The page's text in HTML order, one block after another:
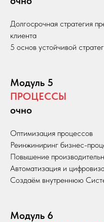
Долгосрочная стратегия
клиента
5 основ устойчивой
Модуль 5
ПРОЦЕССЫ
очно
Оптимизация процессов
Реинжиниринг бизнес-
Повышение
Автоматизация и
Создаём внутреннюю
Модуль 6